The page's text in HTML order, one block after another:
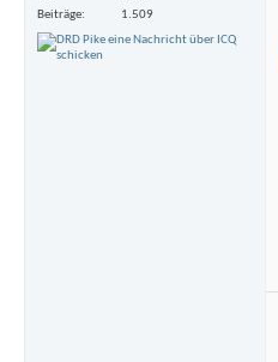
Beiträge
1.509